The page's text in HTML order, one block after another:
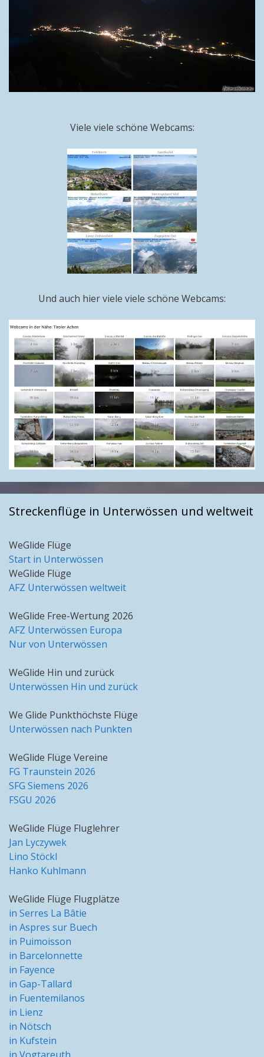
Viele viele schöne Webcams:
Und auch hier viele viele schöne Webcams:
Streckenflüge in Unterwössen und weltweit
WeGlide Flüge
Start in Unterwössen
WeGlide Flüge
AFZ Unterwössen weltweit
WeGlide Free-Wertung 2026
AFZ Unterwössen Europa
Nur von Unterwössen
WeGlide Hin und zurück
Unterwössen Hin und zurück
We Glide Punkthöchste Flüge
Unterwössen nach Punkten
WeGlide Flüge Vereine
FG Traunstein 2026
SFG Siemens 2026
FSGU 2026
WeGlide Flüge Fluglehrer
Jan Lyczywek
Lino Stöckl
Hanko Kuhlmann
WeGlide Flüge Flugplätze
in Serres La Bâtie
in Aspres sur Buech
in Puimoisson
in Barcelonnette
in Fayence
in Gap-Tallard
in Fuentemilanos
in Lienz
in Nötsch
in Kufstein